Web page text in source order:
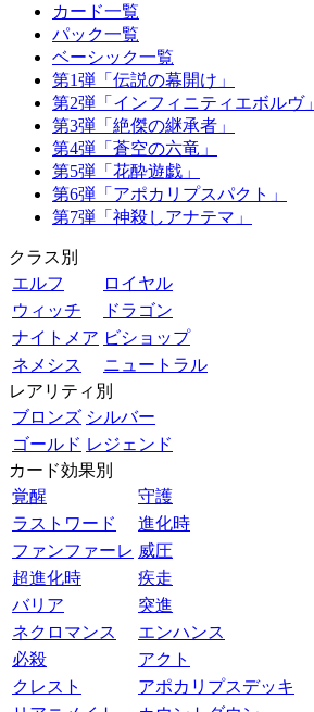
カード一覧
パック一覧
ベーシック一覧
第1弾「伝説の幕開け」
第2弾「インフィニティエボルヴ」
第3弾「絶傑の継承者」
第4弾「蒼空の六竜」
第5弾「花酔遊戯」
第6弾「アポカリプスパクト」
第7弾「神殺しアナテマ」
クラス別
エルフ
ロイヤル
ウィッチ
ドラゴン
ナイトメア ビショップ
ネメシス
ニュートラル
レアリティ別
ブロンズ シルバー
ゴールド レジェンド
カード効果別
覚醒
守護
ラストワード
進化時
ファンファーレ 威圧
超進化時
疾走
バリア
突進
ネクロマンス
エンハンス
必殺
アクト
クレスト
アポカリプスデッキ